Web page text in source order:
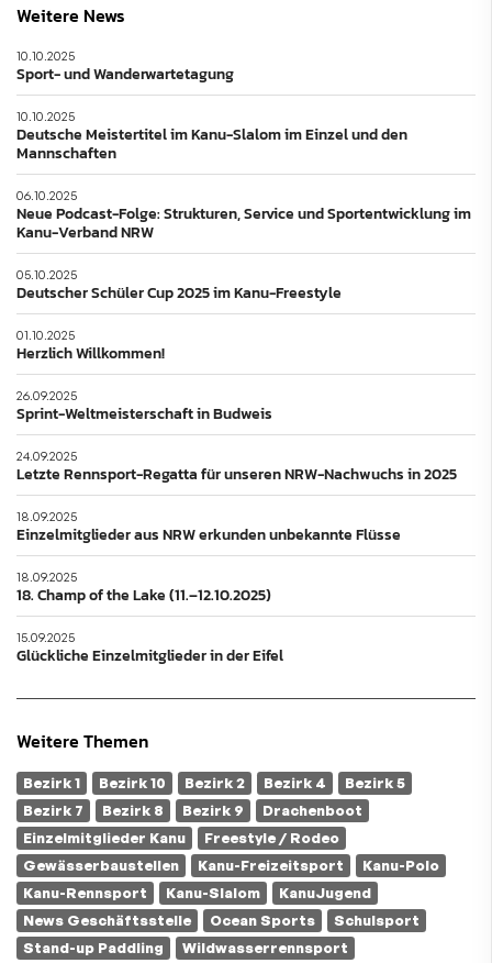
Weitere News
10.10.2025
Sport- und Wanderwartetagung
10.10.2025
Deutsche Meistertitel im Kanu-Slalom im Einzel und den
Mannschaften
06.10.2025
Neue Podcast-Folge: Strukturen, Service und Sportentwicklung im
Kanu-Verband NRW
05.10.2025
Deutscher Schüler Cup 2025 im Kanu-Freestyle
01.10.2025
Herzlich Willkommen!
26.09.2025
Sprint-Weltmeisterschaft in Budweis
24.09.2025
Letzte Rennsport-Regatta für unseren NRW-Nachwuchs in 2025
18.09.2025
Einzelmitglieder aus NRW erkunden unbekannte Flüsse
18.09.2025
18. Champ of the Lake (11.–12.10.2025)
15.09.2025
Glückliche Einzelmitglieder in der Eifel
Weitere Themen
Bezirk 1 Bezirk 10 Bezirk 2 Bezirk 4
Bezirk 5
Bezirk 7
Bezirk 8 Bezirk 9
Drachenboot
Einzelmitglieder Kanu
Freestyle / Rodeo
Gewässerbaustellen
Kanu-Freizeitsport
Kanu-Polo
Kanu-Rennsport
Kanu-Slalom
KanuJugend
News Geschäftsstelle
Ocean Sports
Schulsport
Stand-up Paddling
Wildwasserrennsport